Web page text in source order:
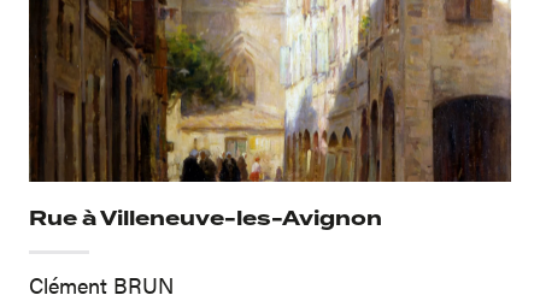
Rue à Villeneuve-les-Avignon
Clément BRUN